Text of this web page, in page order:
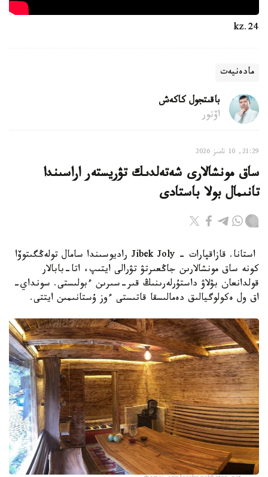
24.kz
مادەنيەت
باقىتجول كاكەش
اۆتور
21:29, 10 تامىز 2026
ساق مونشالارى شەتەلدىك تۋريستەر اراسىندا
تانىمال بولا باستادى
استانا. قازاقپارات - Jibek Joly راديوسىندا سامال تولەڭگىتوۆا
كونە ساق مونشالارىن جاڭعىرتۋ تۋرالى ايتىپ، اتا-بابالار
قولدانعان بۋلاۋ داستۇرلەرىنىڭ قىر-سىرىن ءبولىستى. سونداي-
اق ول ەكولوگيالىق دەمالىسقا قاتىستى ءوز ۇستانىمىن ايتتى.